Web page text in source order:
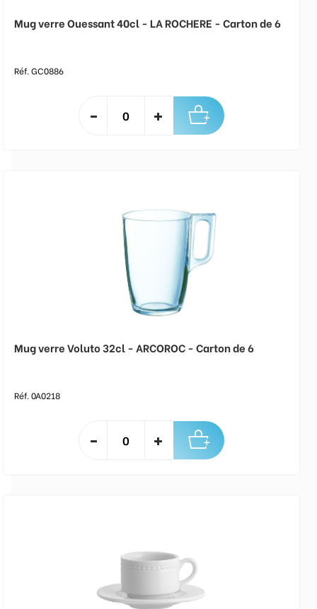
Mug verre Ouessant 40cl - LA ROCHERE - Carton de 6
Réf. GC0886
Mug verre Voluto 32cl - ARCOROC - Carton de 6
Réf. 0A0218